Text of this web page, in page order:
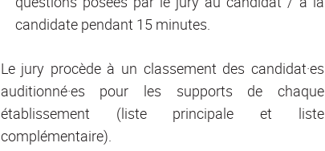
candidate pendant 15 minutes.
Le jury procède à un classement des candidat·es
auditionné·es pour les supports de chaque
établissement (liste principale et liste
complémentaire).